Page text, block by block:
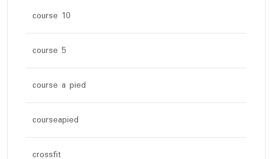
course 10
course 5
course a pied
courseapied
crossfit